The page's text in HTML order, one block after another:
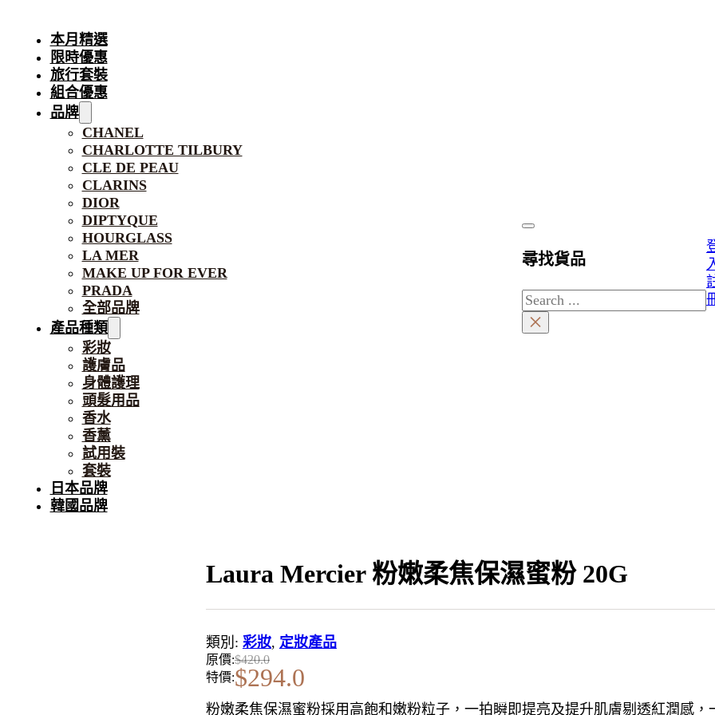
本月精選
限時優惠
旅行套裝
組合優惠
品牌
CHANEL
CHARLOTTE TILBURY
CLE DE PEAU
CLARINS
DIOR
DIPTYQUE
HOURGLASS
LA MER
MAKE UP FOR EVER
PRADA
全部品牌
產品種類
彩妝
護膚品
身體護理
頭髮用品
香水
香薰
試用裝
套裝
日本品牌
韓國品牌
尋找貨品
Search
×
Laura Mercier 粉嫩柔焦保濕蜜粉 20G
類別: 彩妝, 定妝產品
原價:$420.0
特價:$294.0
粉嫩柔焦保濕蜜粉採用高飽和嫩粉粒子，一拍瞬即提亮及提升肌膚剔透紅潤感，